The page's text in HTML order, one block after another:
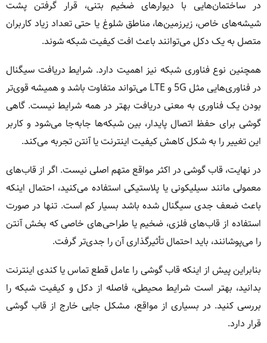
در ساختمان‌هایی با دیوارهای ضخیم بتنی، قرار گرفتن پشت
شیشه‌های خاص، زیرزمین‌ها، مناطق شلوغ یا حتی تعداد زیاد کاربران
متصل به یک دکل می‌توانند باعث افت کیفیت شبکه شوند.
همچنین نوع فناوری شبکه نیز اهمیت دارد. شرایط دریافت سیگنال
در فناوری‌هایی مثل 5G و LTE می‌تواند متفاوت باشد و همیشه قوی‌تر
بودن یک فناوری به معنی دریافت بهتر در همه شرایط نیست. گاهی
گوشی برای حفظ اتصال پایدار، بین شبکه‌ها جابه‌جا می‌شود و کاربر
این تغییر را به شکل کاهش کیفیت اینترنت یا آنتن تجربه می‌کند.
در نهایت، قاب گوشی در اکثر مواقع متهم اصلی نیست. اگر از قاب‌های
معمولی مانند سیلیکونی یا پلاستیکی استفاده می‌کنید، احتمال اینکه
باعث ضعف جدی سیگنال شده باشد بسیار کم است. تنها در صورت
استفاده از قاب‌های فلزی، ضخیم یا طراحی‌های خاصی که بخش آنتن
را می‌پوشانند، باید احتمال تأثیرگذاری آن را جدی‌تر گرفت.
بنابراین پیش از اینکه قاب گوشی را عامل قطع تماس یا کندی اینترنت
بدانید، بهتر است شرایط محیطی، فاصله از دکل و کیفیت شبکه را
بررسی کنید. در بسیاری از مواقع، مشکل جایی خارج از قاب گوشی
قرار دارد.